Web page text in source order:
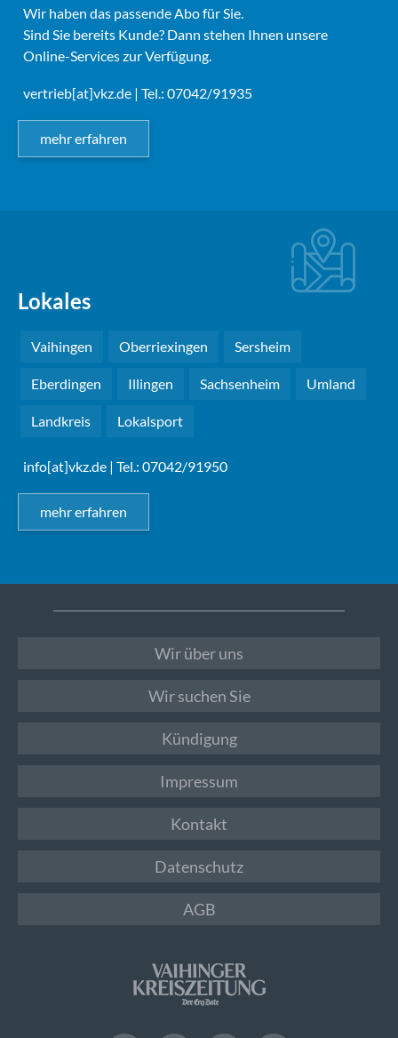
Wir haben das passende Abo für Sie.
Sind Sie bereits Kunde? Dann stehen Ihnen unsere
Online-Services zur Verfügung.
vertrieb[at]vkz.de | Tel.: 07042/91935
mehr erfahren
Lokales
Vaihingen Oberriexingen Sersheim
Eberdingen Illingen Sachsenheim Umland
Landkreis Lokalsport
info[at]vkz.de | Tel.: 07042/91950
mehr erfahren
Wir über uns
Wir suchen Sie
Kündigung
Impressum
Kontakt
Datenschutz
AGB